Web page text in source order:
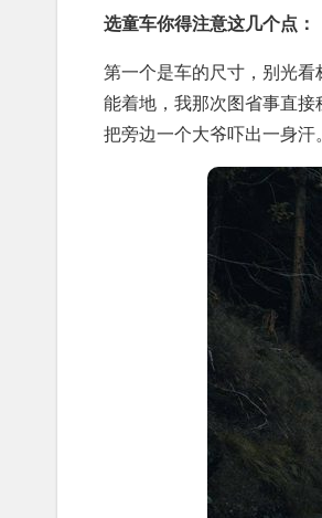
选童车你得注意这几个点：
第一个是车的尺寸，别光
能着地，我那次图省事直
把旁边一个大爷吓出一身汗。